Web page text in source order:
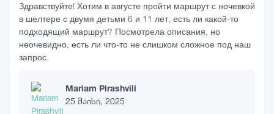
Здравствуйте! Хотим в августе пройти маршрут с ночевкой
в шелтере с двумя детьми 6 и 11 лет, есть ли какой-то
подходящий маршрут? Посмотрела описания, но
неочевидно, есть ли что-то не слишком сложное под наш
запрос.
Mariam Pirashvili
25 მაისი, 2025